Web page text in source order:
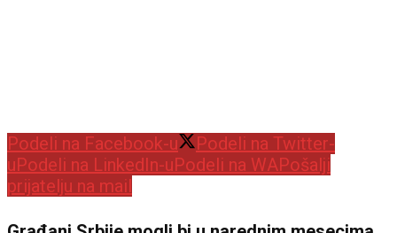
Podeli na Facebook-u
Podeli na Twitter-
u Podeli na LinkedIn-u Podeli na WAPošalji
prijatelju na mail